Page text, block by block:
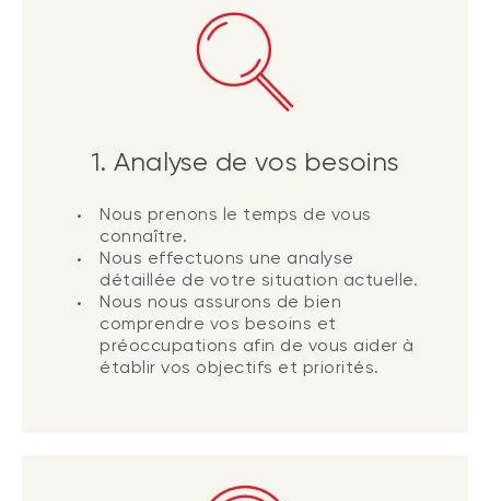
1. Analyse de vos besoins
Nous prenons le temps de vous
connaître.
Nous effectuons une analyse
détaillée de votre situation actuelle.
Nous nous assurons de bien
comprendre vos besoins et
préoccupations afin de vous aider à
établir vos objectifs et priorités.